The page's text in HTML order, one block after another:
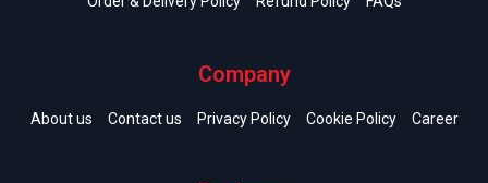
Company
About us Contact us Privacy Policy Cookie Policy Career